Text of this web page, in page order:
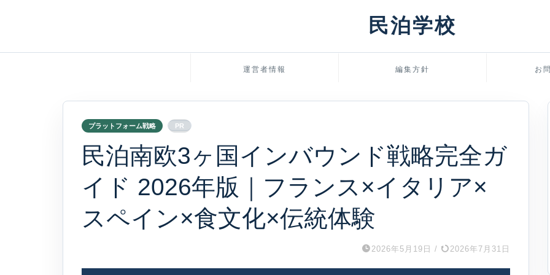
民泊学校
運営者情報 編集方針 お
プラットフォーム戦略 PR
民泊南欧3ヶ国インバウンド戦略完全ガ
イド 2026年版｜フランス×イタリア×
スペイン×食文化×伝統体験
2026年5月19日 / 2026年7月31日